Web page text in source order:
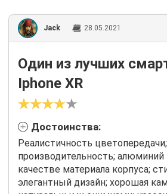
Jack 28.05.2021
Один из лучших
Iphone XR
Достоинства:
Реалистичность
производительность; алюминий
качестве материала корпуса;
элегантный дизайн; хорошая